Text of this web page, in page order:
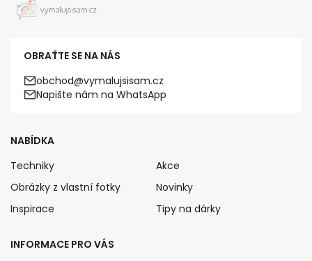
OBRAŤTE SE NA NÁS
obchod@vymalujsisam.cz
Napište nám na WhatsApp
NABÍDKA
Techniky
Obrázky z vlastní fotky
Inspirace
Akce
Novinky
Tipy na dárky
INFORMACE PRO VÁS